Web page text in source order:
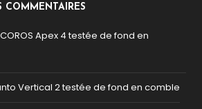
COMMENTAIRES
Apex 4 testée de fond en
Vertical 2 testée de fond en comble